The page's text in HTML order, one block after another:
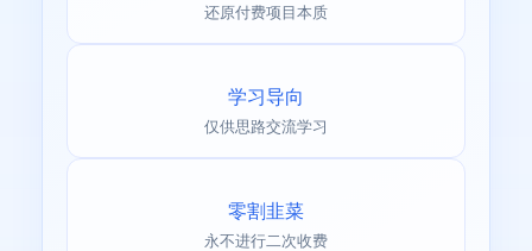
还原付费项目本质
学习导向
仅供思路交流学习
零割韭菜
永不进行二次收费